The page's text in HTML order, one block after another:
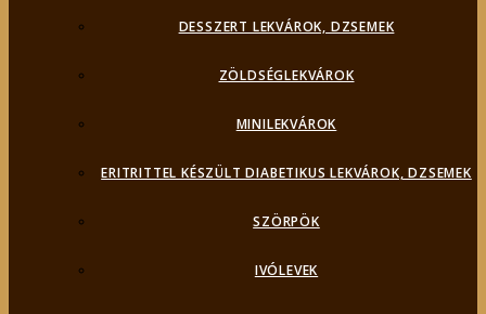
DESSZERT LEKVÁROK, DZSEMEK
ZÖLDSÉGLEKVÁROK
MINILEKVÁROK
ERITRITTEL KÉSZÜLT DIABETIKUS LEKVÁROK, DZSEMEK
SZÖRPÖK
IVÓLEVEK